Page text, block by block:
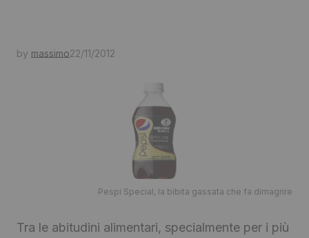
by massimo22/11/2012
Pespi Special, la bibita gassata che fa dimagrire
Tra le abitudini alimentari, specialmente per i più